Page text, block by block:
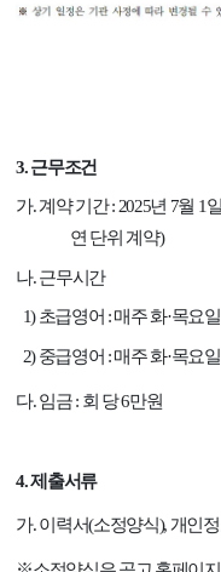
3.근무조건
가.계약 기간: 2025년 7월 1
연 단위 계약)
나.근무시간
1)초급영어 :매주 화·목요일
2)중급영어 :매주 화·목요일
다.임금: 회 당6만원
4.제출서류
가.이력서(소정양식), 개인